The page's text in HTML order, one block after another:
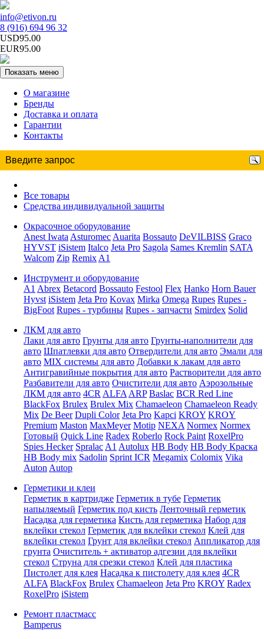
info@etivon.ru
8 (916) 694 96 32
USD95.00
EUR95.00
Показать меню
О магазине
Бренды
Доставка и оплата
Гарантии
Контакты
Все товары
Средства индивидуальной защиты
Окрасочное оборудование
Anest Iwata Asturomec Auarita Bossauto DeVILBISS Graco
HYVST iSistem Italco Jeta Pro Sagola Sames Kremlin SATA
Walcom Zip Remix A1
Инструмент и оборудование
A1 Abrex Betacord Bossauto Festool Flex Hanko Horn Bauer
Hyvst iSistem Jeta Pro Kovax Mirka Omega Rupes Rupes -
BigFoot Rupes - турбины Rupes - запчасти Smirdex Solid
ЛКМ для авто
Лаки для авто Грунты для авто Грунты-наполнители для
авто Шпатлевки для авто Отвердители для авто Эмали для
авто MIX системы для авто Добавки к лакам для авто
Антигравийные покрытия для авто Растворители для авто
Разбавители для авто Очистители для авто Аэрозольные
ЛКМ для авто 4CR ALFA ARP Baslac BCR Red Line
BlackFox Brulex Brulex Mix Chamaeleon Chamaeleon Ready
Mix De Beer Dupli Color Jeta Pro Kapci KROY KROY
Premium Maston MaxMeyer Motip NEXA Normex Normex
Готовый Quick Line Radex Roberlo Rock Paint RoxelPro
Spies Hecker Spralac A1 Autolux HB Body HB Body Краска
HB Body mix Sadolin Sprint ICR Megamix Colomix Vika
Auton Autop
Герметики и клеи
Герметик в картридже Герметик в тубе Герметик
напыляемый Герметик под кисть Ленточный герметик
Насадка для герметика Кисть для герметика Набор для
вклейки стекол Герметик для вклейки стекол Клей для
вклейки стекол Грунт для вклейки стекол Аппликатор для
грунта Очиститель + активатор адгезии для вклейки
стекол Струна для срезки стекол Клей для пластика
Пистолет для клея Насадка к пистолету для клея 4CR
ALFA BlackFox Brulex Chamaeleon Jeta Pro KROY Radex
RoxelPro iSistem
Ремонт пластмасс
Bamperus